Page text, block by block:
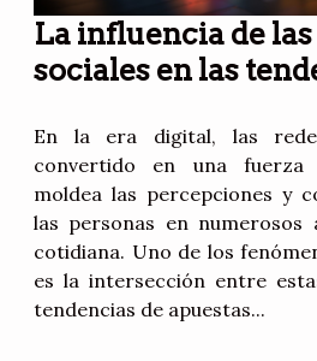
La influencia de
sociales en las
En la era digital, las
convertido en una fuerza
moldea las percepciones y
las personas en numerosos
cotidiana. Uno de los
es la intersección entre
tendencias de apuestas...